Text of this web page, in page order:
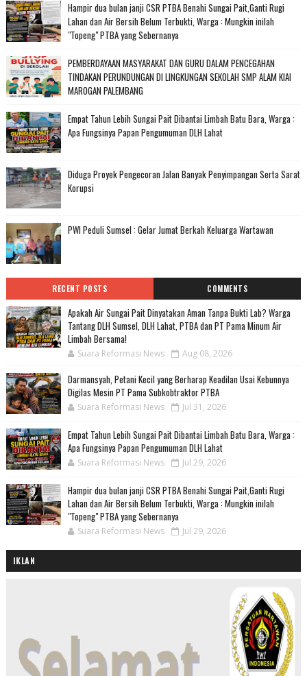
Hampir dua bulan janji CSR PTBA Benahi Sungai Pait,Ganti Rugi
Lahan dan Air Bersih Belum Terbukti, Warga : Mungkin inilah
"Topeng" PTBA yang Sebernanya
PEMBERDAYAAN MASYARAKAT DAN GURU DALAM PENCEGAHAN
TINDAKAN PERUNDUNGAN DI LINGKUNGAN SEKOLAH SMP ALAM KIAI
MAROGAN PALEMBANG
Empat Tahun Lebih Sungai Pait Dibantai Limbah Batu Bara, Warga :
Apa Fungsinya Papan Pengumuman DLH Lahat
Diduga Proyek Pengecoran Jalan Banyak Penyimpangan Serta Sarat
Korupsi
PWI Peduli Sumsel : Gelar Jumat Berkah Keluarga Wartawan
RECENT POSTS COMMENTS
Apakah Air Sungai Pait Dinyatakan Aman Tanpa Bukti Lab? Warga
Tantang DLH Sumsel, DLH Lahat, PTBA dan PT Pama Minum Air
Limbah Bersama!
Suara Reformasi News Aug 08, 2026
Darmansyah, Petani Kecil yang Berharap Keadilan Usai Kebunnya
Digilas Mesin PT Pama Subkobtraktor PTBA
Suara Reformasi News Jul 31, 2026
Empat Tahun Lebih Sungai Pait Dibantai Limbah Batu Bara, Warga :
Apa Fungsinya Papan Pengumuman DLH Lahat
Suara Reformasi News Jul 29, 2026
Hampir dua bulan janji CSR PTBA Benahi Sungai Pait,Ganti Rugi
Lahan dan Air Bersih Belum Terbukti, Warga : Mungkin inilah
"Topeng" PTBA yang Sebernanya
Suara Reformasi News Jul 29, 2026
IKLAN